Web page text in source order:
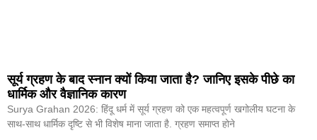
सूर्य ग्रहण के बाद स्नान क्यों किया जाता है? जानिए इसके पीछे का
धार्मिक और वैज्ञानिक कारण
Surya Grahan 2026: हिंदू धर्म में सूर्य ग्रहण को एक महत्वपूर्ण खगोलीय घटना के
साथ-साथ धार्मिक दृष्टि से भी विशेष माना जाता है. ग्रहण समाप्त होने